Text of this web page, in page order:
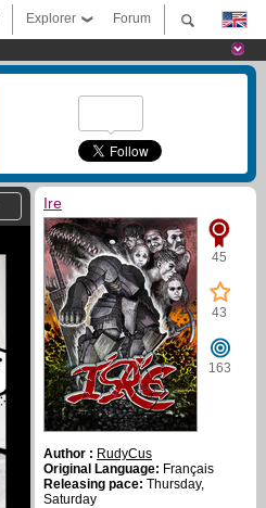
Forum
Explorer
Ire
45
43
163
Author : RudyCus
Original Language: Français
Releasing pace: Thursday,
Saturday